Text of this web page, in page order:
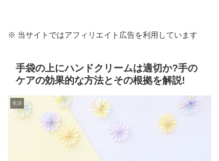
※ 当サイトではアフィリエイト広告を利用しています
手袋の上にハンドクリームは適切か?手の
ケアの効果的な方法とその根拠を解説!
生活